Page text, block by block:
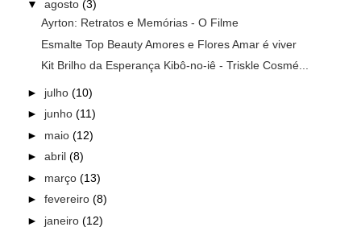
▼ agosto (3)
Ayrton: Retratos e Memórias - O Filme
Esmalte Top Beauty Amores e Flores Amar é viver
Kit Brilho da Esperança Kibô-no-iê - Triskle Cosmé...
► julho (10)
► junho (11)
► maio (12)
► abril (8)
► março (13)
► fevereiro (8)
► janeiro (12)